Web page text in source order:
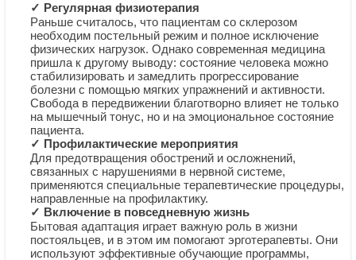
✓ Регулярная физиотерапия
Раньше считалось, что пациентам со склерозом
необходим постельный режим и полное исключение
физических нагрузок. Однако современная медицина
пришла к другому выводу: состояние человека можно
стабилизировать и замедлить прогрессирование
болезни с помощью мягких упражнений и активности.
Свобода в передвижении благотворно влияет не только
на мышечный тонус, но и на эмоциональное состояние
пациента.
✓ Профилактические мероприятия
Для предотвращения обострений и осложнений,
связанных с нарушениями в нервной системе,
применяются специальные терапевтические процедуры,
направленные на профилактику.
✓ Включение в повседневную жизнь
Бытовая адаптация играет важную роль в жизни
постояльцев, и в этом им помогают эрготерапевты. Они
используют эффективные обучающие программы,